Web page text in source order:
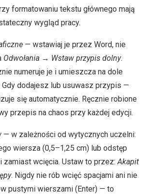
formatowaniu tekstu głównego mają
wygląd pracy.
— wstawiaj je przez Word, nie
Odwołania → Wstaw przypis dolny.
numeruje je i umieszcza na dole
Gdy dodajesz lub usuwasz przypis —
się automatycznie. Ręcznie robione
przepis na chaos przy każdej edycji.
— w zależności od wytycznych uczelni:
wiersza (0,5–1,25 cm) lub odstęp
zamiast wcięcia. Ustaw to przez: Akapit
. Nigdy nie rób wcięć spacjami ani nie
pustymi wierszami (Enter) — to